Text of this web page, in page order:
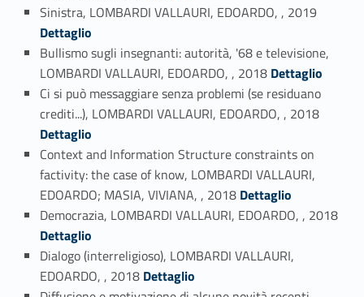
Sinistra, LOMBARDI VALLAURI, EDOARDO, , 2019
Dettaglio
Bullismo sugli insegnanti: autorità, '68 e televisione,
LOMBARDI VALLAURI, EDOARDO, , 2018 Link identifier #identifier_person_32169-60
Dettaglio
Ci si può messaggiare senza problemi (se residuano
crediti...), LOMBARDI VALLAURI, EDOARDO, , 2018
Dettaglio
Context and Information Structure constraints on
factivity: the case of know, LOMBARDI VALLAURI,
EDOARDO; MASIA, VIVIANA, , 2018 Link identifier #identifier_person_192752-62
Dettaglio
Democrazia, LOMBARDI VALLAURI, EDOARDO, , 2018
Dettaglio
Dialogo (interreligioso), LOMBARDI VALLAURI,
EDOARDO, , 2018 Link identifier #identifier_person_152513-64
Dettaglio